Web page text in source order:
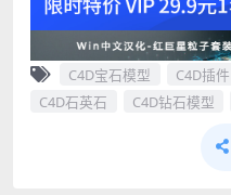
C4D宝石模型 C4D插件
C4D石英石
C4D钻石模型